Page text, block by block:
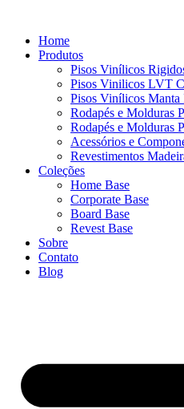
conteúdo
Home
Produtos
⁠Pisos Vinílicos
⁠Pisos Vinilicos LVT
Pisos Vinílicos Manta
Rodapés e Molduras
Rodapés e Molduras
⁠Acessórios e
⁠Revestimentos
Coleções
Home Base
Corporate Base
Board Base
Revest Base
Sobre
Contato
Blog